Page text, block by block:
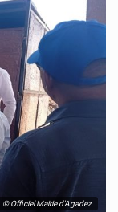
© Officiel Mairie d'Agadez